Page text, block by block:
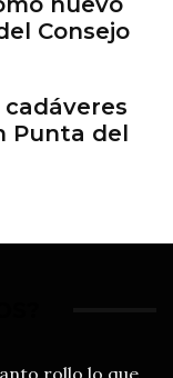
Consejo
Punta del
rollo lo que